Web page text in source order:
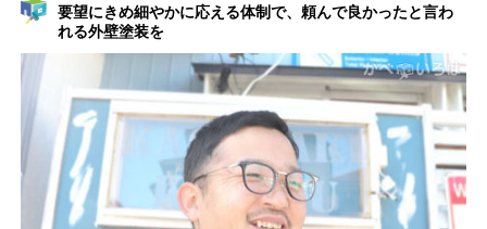
要望にきめ細やかに応える体制で、頼んで良かったと言わ
れる外壁塗装を